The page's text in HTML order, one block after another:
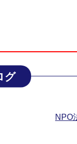
グ
NPO